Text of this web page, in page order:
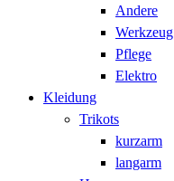
Andere
Werkzeug
Pflege
Elektro
Kleidung
Trikots
kurzarm
langarm